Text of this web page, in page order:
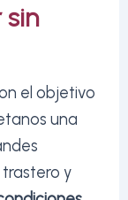
sin
el objetivo
una
y